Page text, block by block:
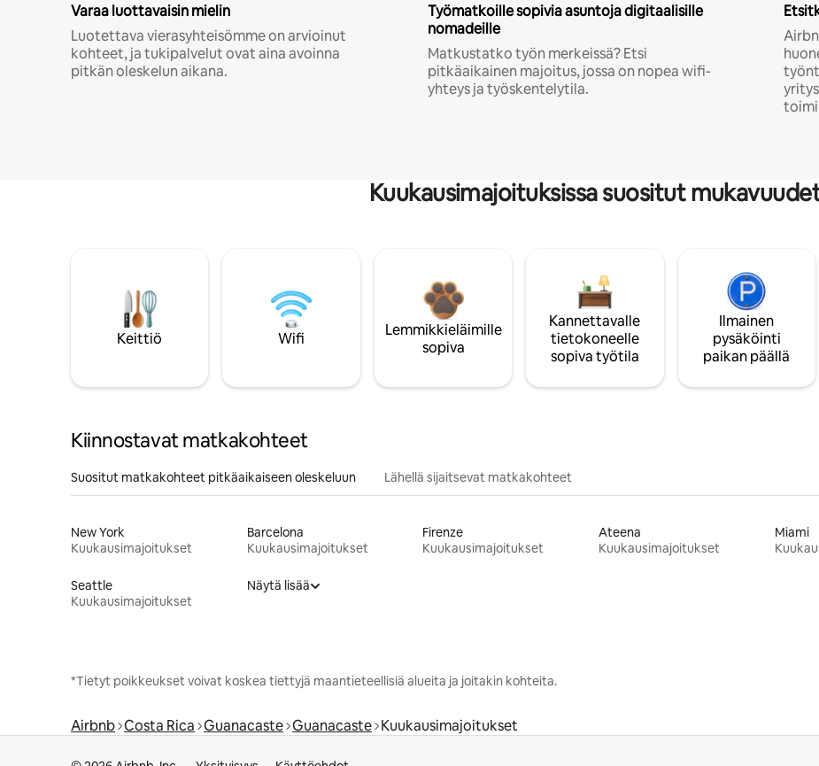
Varaa luottavaisin mielin
Luotettava vierasyhteisömme on arvioinut
kohteet, ja tukipalvelut ovat aina avoinna
pitkän oleskelun aikana.
Työmatkoille sopivia asuntoja digitaalisille
nomadeille
Matkustatko työn merkeissä? Etsi
pitkäaikainen majoitus, jossa on nopea wifi-
yhteys ja työskentelytila.
Kuukausimajoituksissa suositut
Keittiö Wifi
Lemmikkieläimille
sopiva
Kannettavalle
tietokoneelle
sopiva työtila
Ilmainen
pysäköinti
paikan päällä
Kiinnostavat matkakohteet
Suositut matkakohteet pitkäaikaiseen oleskeluun Lähellä sijaitsevat matkakohteet
New York
Kuukausimajoitukset
Barcelona
Kuukausimajoitukset
Firenze
Kuukausimajoitukset
Ateena
Kuukausimajoitukset
Miami
Seattle
Kuukausimajoitukset
Näytä lisää
*Tietyt poikkeukset voivat koskea tiettyjä maantieteellisiä alueita ja joitakin kohteita.
Airbnb Costa Rica Guanacaste Guanacaste Kuukausimajoitukset